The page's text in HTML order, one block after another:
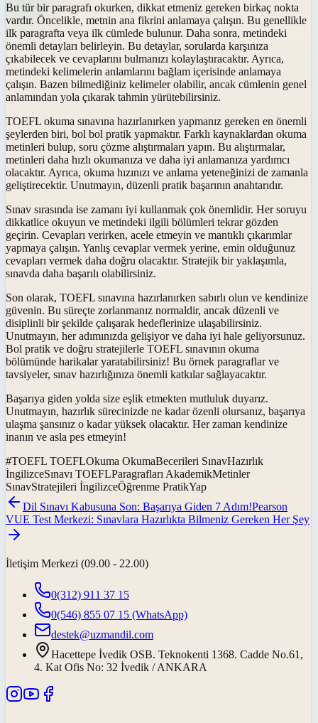
Bu tür bir paragrafı okurken, dikkat etmeniz gereken birkaç nokta
vardır. Öncelikle, metnin ana fikrini anlamaya çalışın. Bu genellikle
ilk paragrafta veya ilk cümlede bulunur. Daha sonra, metindeki
önemli detayları belirleyin. Bu detaylar, sorularda karşınıza
çıkabilecek ve cevaplarını bulmanızı kolaylaştıracaktır. Ayrıca,
metindeki kelimelerin anlamlarını bağlam içerisinde anlamaya
çalışın. Bazen bilmediğiniz kelimeler olabilir, ancak cümlenin genel
anlamından yola çıkarak tahmin yürütebilirsiniz.
TOEFL okuma sınavına hazırlanırken yapmanız gereken en önemli
şeylerden biri, bol bol pratik yapmaktır. Farklı kaynaklardan okuma
metinleri bulup, soru çözme alıştırmaları yapın. Bu alıştırmalar,
metinleri daha hızlı okumanıza ve daha iyi anlamanıza yardımcı
olacaktır. Ayrıca, okuma hızınızı ve anlama yeteneğinizi de zamanla
geliştirecektir. Unutmayın, düzenli pratik başarının anahtarıdır.
Sınav sırasında ise zamanı iyi kullanmak çok önemlidir. Her soruyu
dikkatlice okuyun ve metindeki ilgili bölümleri tekrar gözden
geçirin. Cevapları verirken, acele etmeyin ve mantıklı çıkarımlar
yapmaya çalışın. Yanlış cevaplar vermek yerine, emin olduğunuz
cevapları vermek daha doğru olacaktır. Stratejik bir yaklaşımla,
sınavda daha başarılı olabilirsiniz.
Son olarak, TOEFL sınavına hazırlanırken sabırlı olun ve kendinize
güvenin. Bu süreçte zorlanmanız normaldir, ancak düzenli ve
disiplinli bir şekilde çalışarak hedeflerinize ulaşabilirsiniz.
Unutmayın, her adımınızda gelişiyor ve daha iyi hale geliyorsunuz.
Bol pratik ve doğru stratejilerle TOEFL sınavının okuma
bölümünde harikalar yaratabilirsiniz! Bu örnek paragraflar ve
tavsiyeler, sınav hazırlığınıza önemli katkılar sağlayacaktır.
Başarıya giden yolda size eşlik etmekten mutluluk duyarız.
Unutmayın, hazırlık sürecinizde ne kadar özenli olursanız, başarıya
ulaşma şansınız o kadar yüksek olacaktır. Her zaman kendinize
inanın ve asla pes etmeyin!
#TOEFL TOEFLOkuma OkumaBecerileri SınavHazırlık
İngilizceSınavı TOEFLParagrafları AkademikMetinler
SınavStratejileri İngilizceÖğrenme PratikYap
Dil Sınavı Kabusuna Son: Başarıya Giden 7 Adım!Pearson
VUE Test Merkezi: Sınavlara Hazırlıkta Bilmeniz Gereken Her Şey
İletişim Merkezi (09.00 - 22.00)
0(312) 911 37 15
0(546) 855 07 15 (WhatsApp)
destek@uzmandil.com
Hacettepe İvedik OSB. Teknokenti 1368. Cadde No.61,
4. Kat Ofis No: 32 İvedik / ANKARA